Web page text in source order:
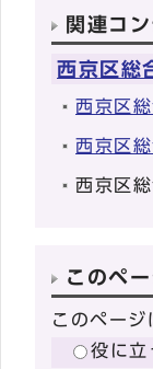
関連コ
西京区総
西京区
西京区
西京区
このペ
このページ
役に立